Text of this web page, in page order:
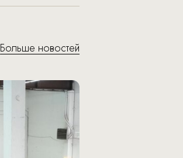
Больше новостей